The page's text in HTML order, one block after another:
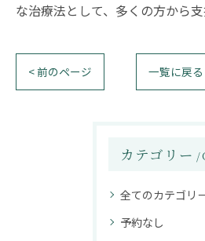
な治療法として、多くの方から支
< 前のページ 一覧に戻る
カテゴリー
全てのカテゴリ
予約なし